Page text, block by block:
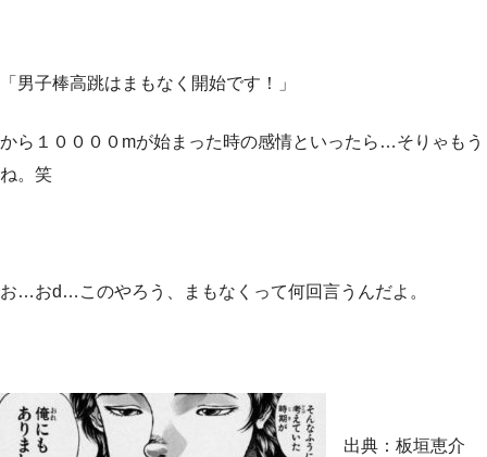
「男子棒高跳はまもなく開始です！」
から１００００mが始まった時の感情といったら…そりゃもう
ね。笑
お…おd…このやろう、まもなくって何回言うんだよ。
出典：板垣恵介